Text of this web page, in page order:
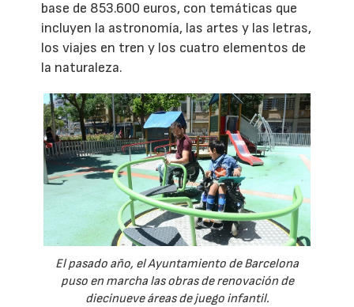
base de 853.600 euros, con temáticas que
incluyen la astronomía, las artes y las letras,
los viajes en tren y los cuatro elementos de
la naturaleza.
El pasado año, el Ayuntamiento de Barcelona
puso en marcha las obras de renovación de
diecinueve áreas de juego infantil.